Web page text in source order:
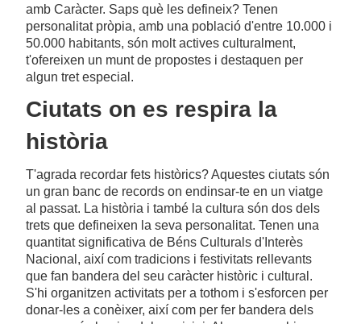
amb Caràcter. Saps què les defineix? Tenen
personalitat pròpia, amb una població d'entre 10.000 i
50.000 habitants, són molt actives culturalment,
t'ofereixen un munt de propostes i destaquen per
algun tret especial.
Ciutats on es respira la
història
T'agrada recordar fets històrics? Aquestes ciutats són
un gran banc de records on endinsar-te en un viatge
al passat. La història i també la cultura són dos dels
trets que defineixen la seva personalitat. Tenen una
quantitat significativa de Béns Culturals d'Interès
Nacional, així com tradicions i festivitats rellevants
que fan bandera del seu caràcter històric i cultural.
S'hi organitzen activitats per a tothom i s'esforcen per
donar-les a conèixer, així com per fer bandera dels